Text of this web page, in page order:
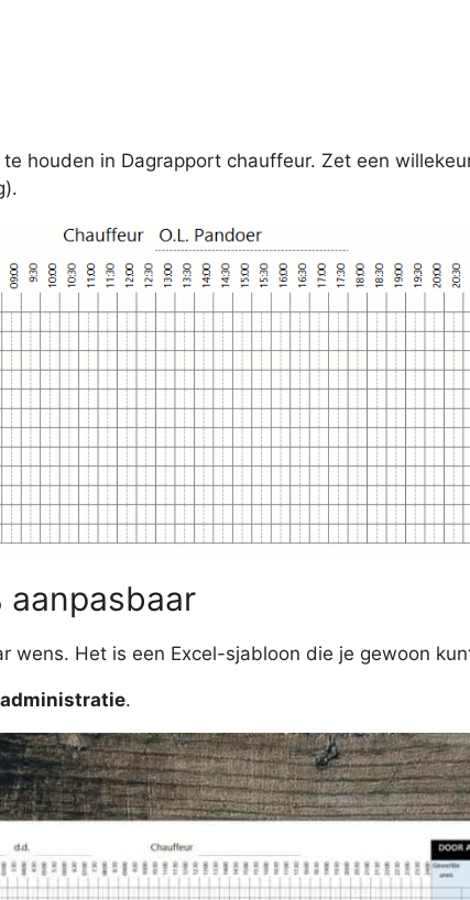
houden in Dagrapport chauffeur. Zet een
aanpasbaar
wens. Het is een Excel-sjabloon die je gewoon
administratie.